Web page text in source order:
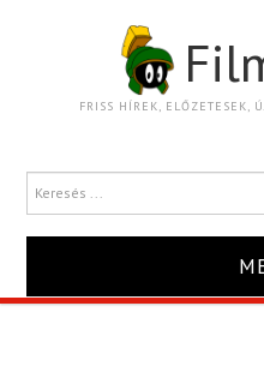
FRISS HÍREK, ELŐZETESEK,